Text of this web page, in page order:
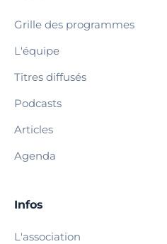
Grille des programmes
L'équipe
Titres diffusés
Podcasts
Articles
Agenda
Infos
L'association